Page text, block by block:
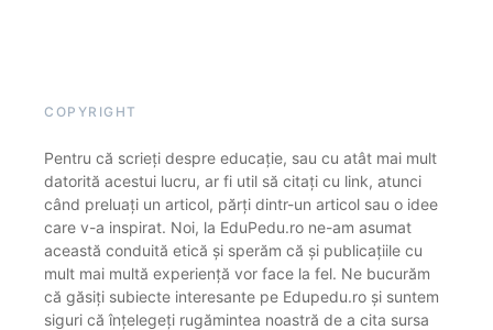
COPYRIGHT
Pentru că scrieți despre educație, sau cu atât mai mult
datorită acestui lucru, ar fi util să citați cu link, atunci
când preluați un articol, părți dintr-un articol sau o idee
care v-a inspirat. Noi, la EduPedu.ro ne-am asumat
această conduită etică și sperăm că și publicațiile cu
mult mai multă experiență vor face la fel. Ne bucurăm
că găsiți subiecte interesante pe Edupedu.ro și suntem
siguri că înțelegeți rugămintea noastră de a cita sursa